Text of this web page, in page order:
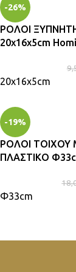
-26%
ΡΟΛΟΙ
20x16x5cm
20x16x5cm
-19%
ΡΟΛΟΙ
ΠΛΑΣΤΙΚΟ
Φ33cm